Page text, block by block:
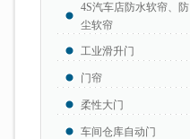
4S汽车店防水软帘、防
尘软帘
工业滑升门
门帘
柔性大门
车间仓库自动门